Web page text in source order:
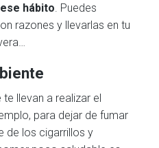
hábito. Puedes
razones y llevarlas en tu
llevan a realizar el
para dejar de fumar
de los cigarrillos y